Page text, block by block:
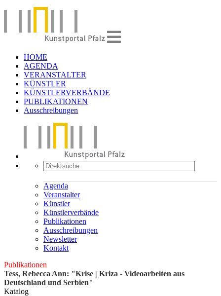
HOME
AGENDA
VERANSTALTER
KÜNSTLER
KÜNSTLERVERBÄNDE
PUBLIKATIONEN
Ausschreibungen
Agenda
Veranstalter
Künstler
Künstlerverbände
Publikationen
Ausschreibungen
Newsletter
Kontakt
Publikationen
Tess, Rebecca Ann: "Krise | Kriza - Videoarbeiten aus
Deutschland und Serbien"
Katalog